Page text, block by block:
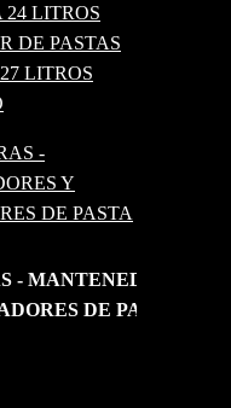
24 LITROS
DE PASTAS
LITROS
-
Y
DE PASTA
- MANTENEDORES
DE PASTA